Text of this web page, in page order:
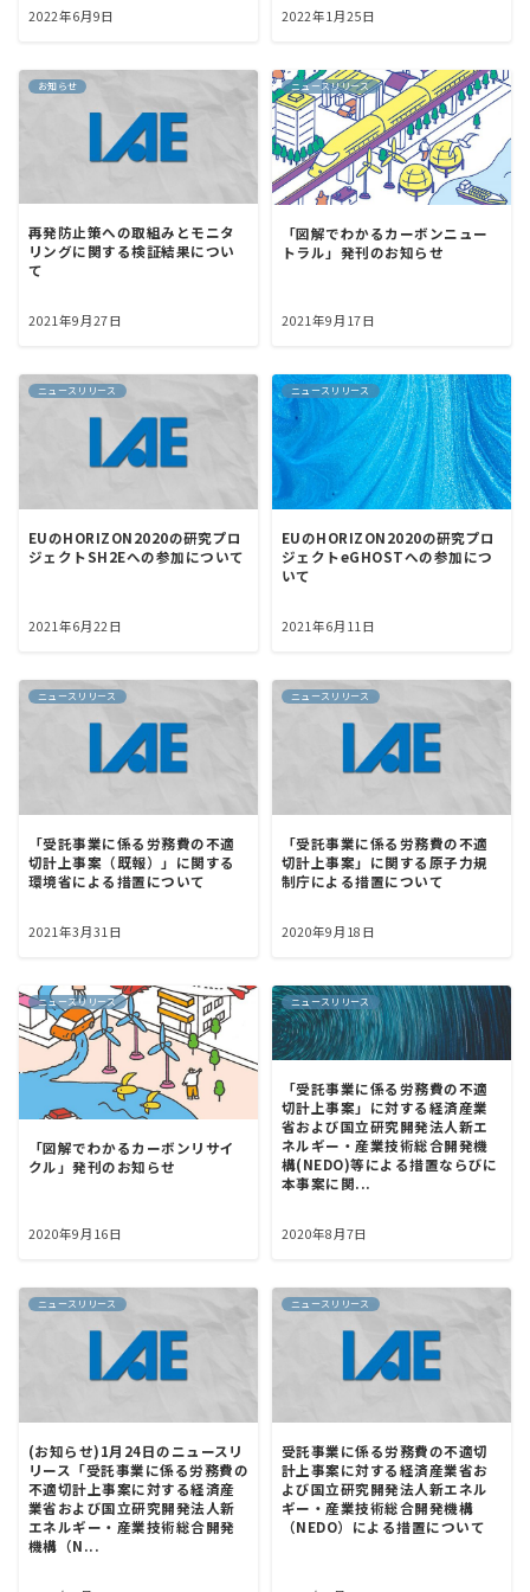
2022年6月9日 2022年1月25日
お知らせ
再発防止策への取組みとモニタ
リングに関する検証結果につい
て
2021年9月27日
ニュースリリース
「図解でわかるカーボンニュー
トラル」発刊のお知らせ
2021年9月17日
ニュースリリース
EUのHORIZON2020の研究プロ
ジェクトSH2Eへの参加について
2021年6月22日
ニュースリリース
EUのHORIZON2020の研究プロ
ジェクトeGHOSTへの参加につ
いて
2021年6月11日
ニュースリリース
「受託事業に係る労務費の不適
切計上事案（既報）」に関する
環境省による措置について
2021年3月31日
ニュースリリース
「受託事業に係る労務費の不適
切計上事案」に関する原子力規
制庁による措置について
2020年9月18日
ニュースリリース
「図解でわかるカーボンリサイ
クル」発刊のお知らせ
2020年9月16日
ニュースリリース
「受託事業に係る労務費の不適
切計上事案」に対する経済産業
省および国立研究開発法人新エ
ネルギー・産業技術総合開発機
構(NEDO)等による措置ならびに
本事案に関...
2020年8月7日
ニュースリリース
(お知らせ)1月24日のニュースリ
リース「受託事業に係る労務費の
不適切計上事案に対する経済産
業省および国立研究開発法人新
エネルギー・産業技術総合開発
機構（N...
ニュースリリース
受託事業に係る労務費の不適切
計上事案に対する経済産業省お
よび国立研究開発法人新エネル
ギー・産業技術総合開発機構
（NEDO）による措置について